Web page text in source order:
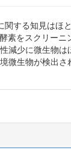
する知見はほ
をスクリー
減少に微生物
生物が検出